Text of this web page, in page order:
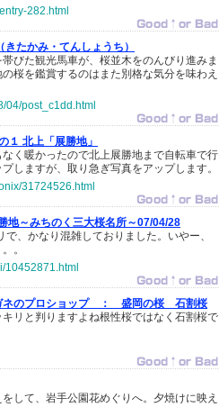
282.html
きたかみ・てんしょうち）
びた観光馬車が、桜並木をのんびり進みま
桜を鑑賞するのはまた別格な気分を味わえ
04/post_c1dd.html
１ 北上「展勝地」
く暖かったので北上展勝地まで自転車で行
しますが、取り急ぎ写真をアップします。
31724526.html
地～みちのく三大桜名所～07/04/28
、かなり混雑しておりました。いやー、
。
10452871.html
のプロショップ ：
盛岡の桜 石割桜
リと判りますよね根性桜ではなく石割桜で
して、岩手公園花めぐりへ。夕焼けに映え